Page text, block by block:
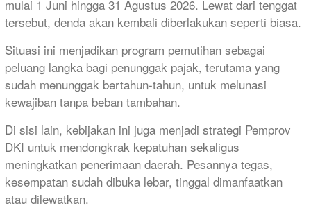
mulai 1 Juni hingga 31 Agustus 2026. Lewat dari tenggat
tersebut, denda akan kembali diberlakukan seperti biasa.
Situasi ini menjadikan program pemutihan sebagai
peluang langka bagi penunggak pajak, terutama yang
sudah menunggak bertahun-tahun, untuk melunasi
kewajiban tanpa beban tambahan.
Di sisi lain, kebijakan ini juga menjadi strategi Pemprov
DKI untuk mendongkrak kepatuhan sekaligus
meningkatkan penerimaan daerah. Pesannya tegas,
kesempatan sudah dibuka lebar, tinggal dimanfaatkan
atau dilewatkan.